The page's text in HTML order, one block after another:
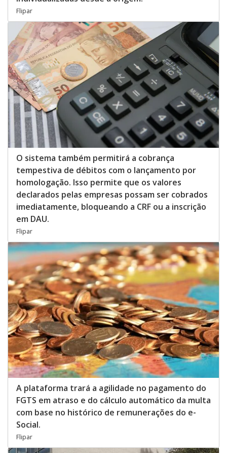
Flipar
O sistema também permitirá a cobrança
tempestiva de débitos com o lançamento por
homologação. Isso permite que os valores
declarados pelas empresas possam ser cobrados
imediatamente, bloqueando a CRF ou a inscrição
em DAU.
Flipar
A plataforma trará a agilidade no pagamento do
FGTS em atraso e do cálculo automático da multa
com base no histórico de remunerações do e-
Social.
Flipar